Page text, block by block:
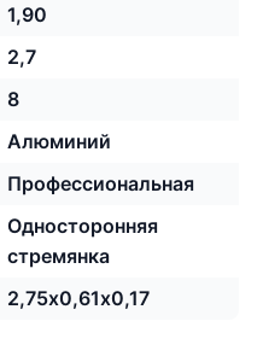
1,90
2,7
8
Алюминий
Профессиональная
Односторонняя
стремянка
2,75х0,61х0,17